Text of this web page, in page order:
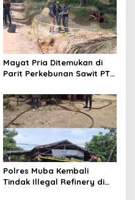
Mayat Pria Ditemukan di
Parit Perkebunan Sawit PT
Selidiki Penyebab Kematian
Polres Muba Kembali
Tindak Illegal Refinery di